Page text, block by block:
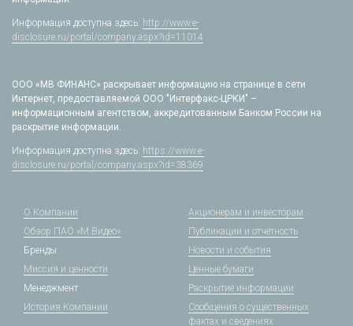
Информация доступна здесь: http://www.e-
disclosure.ru/portal/company.aspx?id=11014
ООО «МВ ФИНАНС» раскрывает информацию на странице в сети
Интернет, предоставляемой ООО "Интерфакс-ЦРКИ" –
информационным агентством, аккредитованным Банком России на
раскрытие информации.
Информация доступна здесь: https://www.e-
disclosure.ru/portal/company.aspx?id=38369
О Компании
Обзор ПАО «М.Видео»
Бренды
Миссия и ценности
Менеджмент
История Компании
Акционерам и инвесторам
Публикации и отчетность
Новости и события
Ценные бумаги
Раскрытие информации
Сообщения о существенных
фактах и сведениях